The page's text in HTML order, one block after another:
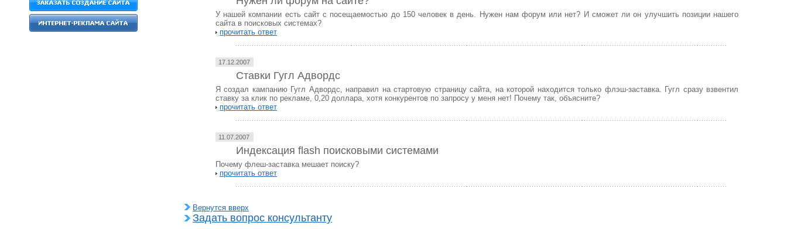
У нашей компании есть сайт с посещаемостью до 150 человек в день. Нужен нам форум или нет? И сможет ли он улучшить позиции нашего
сайта в поисковых системах?
прочитать ответ
17.12.2007
Ставки Гугл Адвордс
Я создал кампанию Гугл Адвордс, направил на стартовую страницу сайта, на которой находится только флэш-заставка. Гугл сразу взвентил
ставку за клик по рекламе, 0,20 доллара, хотя конкурентов по запросу у меня нет! Почему так, объясните?
прочитать ответ
11.07.2007
Индексация flash поисковыми системами
Почему флеш-заставка мешает поиску?
прочитать ответ
Вернутся вверх
Задать вопрос консультанту